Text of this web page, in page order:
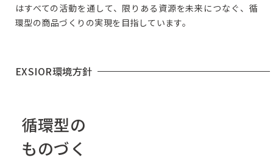
はすべての活動を通して、限りある資源を未来につなぐ、循
環型の商品づくりの実現を目指しています。
EXSIOR環境方針
循環型の
ものづく